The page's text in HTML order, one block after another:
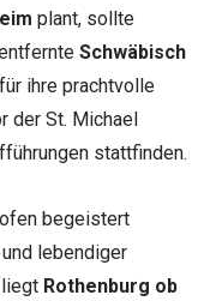
plant, sollte
Schwäbisch
ihre prachtvolle
der St. Michael
stattfinden.
begeistert
lebendiger
Rothenburg ob